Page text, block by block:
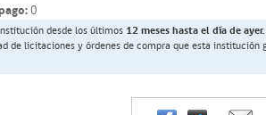
0
desde los últimos 12 meses hasta el día de ayer.
de licitaciones y órdenes de compra que esta institución